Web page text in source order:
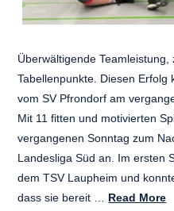
Überwältigende
Tabellenpunkte. Diesen Erfolg
vom SV Pfrondorf am
Mit 11 fitten und motivierten
vergangenen Sonntag zum
Landesliga Süd an. Im ersten
dem TSV Laupheim und
dass sie bereit … Read More